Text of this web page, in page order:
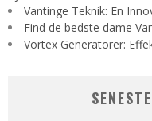
Vantinge Teknik: En
Find de bedste dame
Vortex Generatorer: